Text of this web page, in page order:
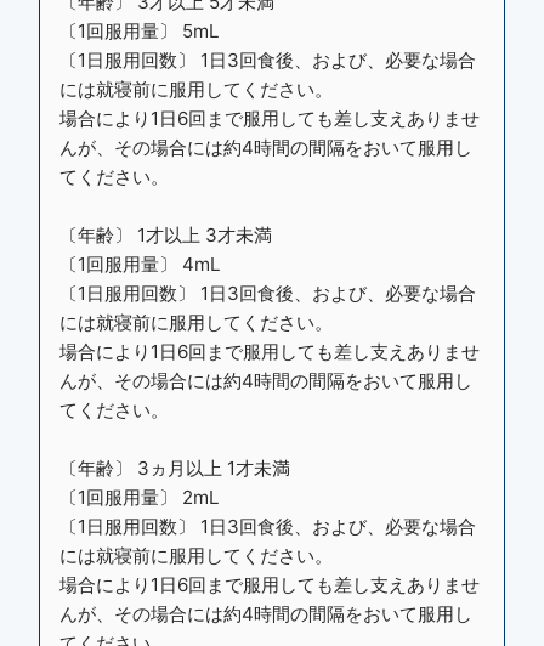
〔1回服用量〕 5mL
〔1日服用回数〕 1日3回食後、および、必要な場合
には就寝前に服用してください。
場合により1日6回まで服用しても差し支えありませ
んが、その場合には約4時間の間隔をおいて服用し
てください。
〔年齢〕 1才以上 3才未満
〔1回服用量〕 4mL
〔1日服用回数〕 1日3回食後、および、必要な場合
には就寝前に服用してください。
場合により1日6回まで服用しても差し支えありませ
んが、その場合には約4時間の間隔をおいて服用し
てください。
〔年齢〕 3ヵ月以上 1才未満
〔1回服用量〕 2mL
〔1日服用回数〕 1日3回食後、および、必要な場合
には就寝前に服用してください。
場合により1日6回まで服用しても差し支えありませ
んが、その場合には約4時間の間隔をおいて服用し